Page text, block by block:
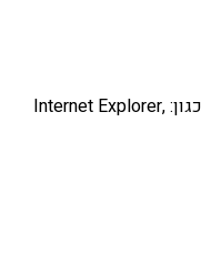
האתר תומך בכל הדפדפנים הפופולריים כגון: Internet Explorer,